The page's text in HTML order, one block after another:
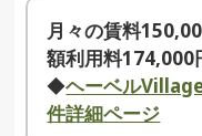
月々の賃料
額利用料174,000
◆ヘーベル
件詳細ページ